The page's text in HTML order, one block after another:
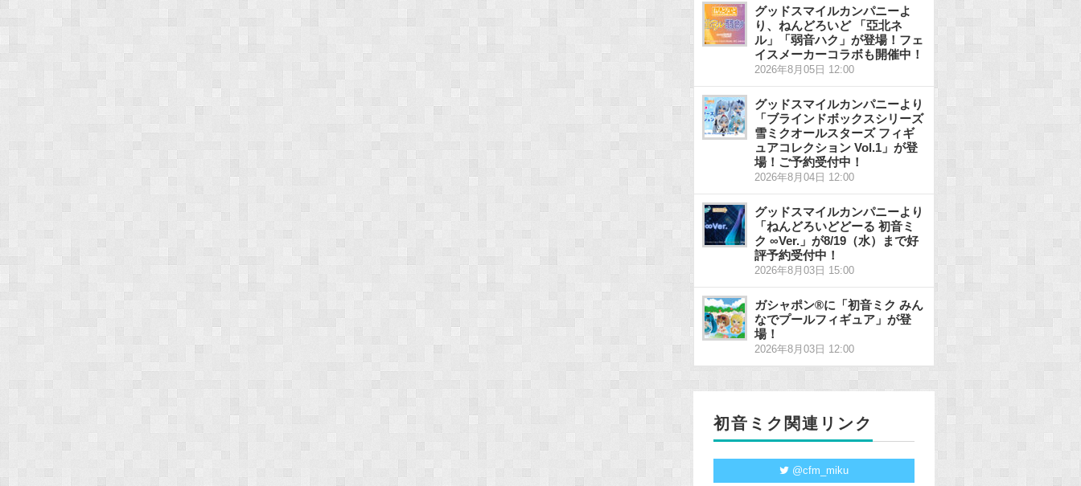
グッドスマイルカンパニーよ
り、ねんどろいど 「亞北ネ
ル」「弱音ハク」が登場！フェ
イスメーカーコラボも開催中！
2026年8月05日 12:00
グッドスマイルカンパニーより
「ブラインドボックスシリーズ
雪ミクオールスターズ フィギ
ュアコレクション Vol.1」が登
場！ご予約受付中！
2026年8月04日 12:00
グッドスマイルカンパニーより
「ねんどろいどどーる 初音ミ
ク ∞Ver.」が8/19（水）まで好
評予約受付中！
2026年8月03日 15:00
ガシャポン®に「初音ミク みん
なでプールフィギュア」が登
場！
2026年8月03日 12:00
初音ミク関連リンク
@cfm_miku